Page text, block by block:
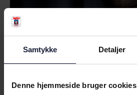
Samtykke Detaljer
Denne hjemmeside bruger cookies